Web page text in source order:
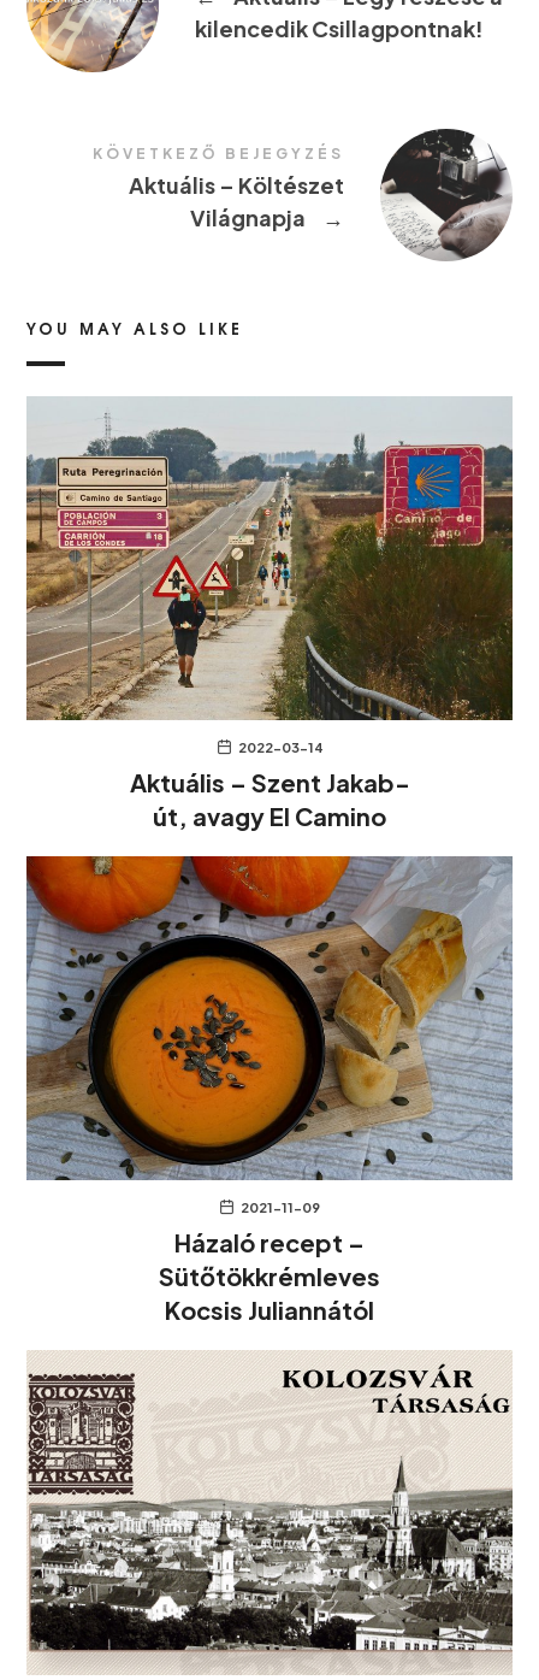
kilencedik Csillagpontnak!
KÖVETKEZŐ BEJEGYZÉS
Aktuális – Költészet
Világnapja
→
YOU MAY ALSO LIKE
2022-03-14
Aktuális – Szent Jakab-
út, avagy El Camino
2021-11-09
Házaló recept –
Sütőtökkrémleves
Kocsis Juliannától